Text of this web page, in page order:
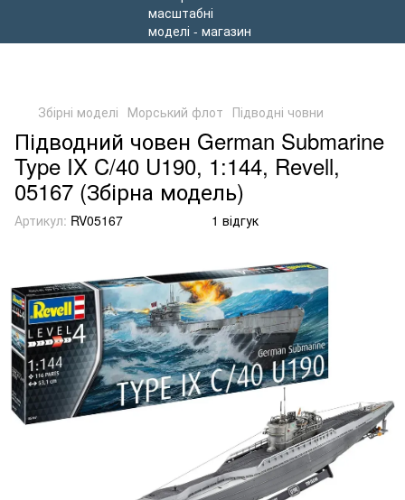
Збірні моделі Морський флот Підводні човни
Підводний човен German Submarine
Type IX C/40 U190, 1:144, Revell,
05167 (Збірна модель)
Артикул: RV05167 1 відгук